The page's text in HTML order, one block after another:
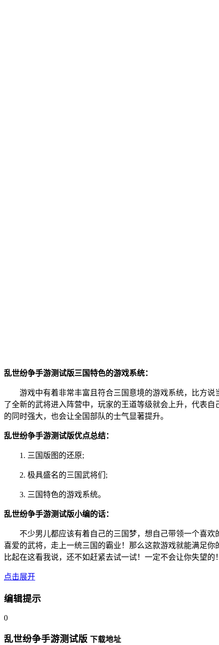
乱世纷争手游测试版三国特色的游戏系统：
游戏中有着非常丰富且符合三国意境的游戏系统，比方说
了全新的武将进入阵营中，玩家的王道等级就会上升，代表自
的同时强大，也会让全国部队的士气显著提升。
乱世纷争手游测试版优点总结：
1. 三国版图的还原;
2. 极具盛名的三国武将们;
3. 三国特色的游戏系统。
乱世纷争手游测试版小编的话：
不少男儿都应该有着自己的三国梦，想自己带领一个喜欢
喜爱的武将，走上一统三国的霸业！那么这款游戏就能满足你
比起在这看我说，还不如赶紧去试一试！一定不会让你失望的
点击展开
编辑提示
0
乱世纷争手游测试版 下载地址